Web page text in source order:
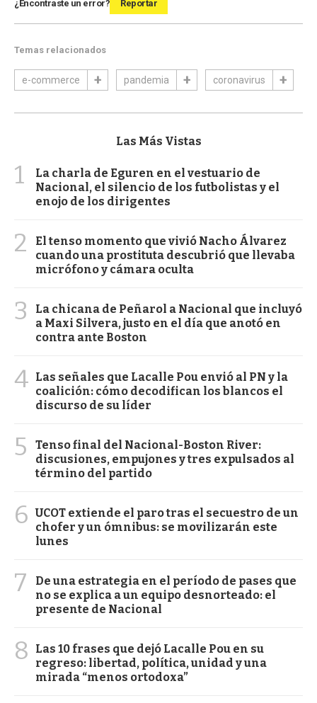
¿Encontraste un error? Reportar
Temas relacionados
e-commerce pandemia coronavirus
Las Más Vistas
1
La charla de Eguren en el vestuario de
Nacional, el silencio de los futbolistas y el
enojo de los dirigentes
2
El tenso momento que vivió Nacho Álvarez
cuando una prostituta descubrió que llevaba
micrófono y cámara oculta
3
La chicana de Peñarol a Nacional que incluyó
a Maxi Silvera, justo en el día que anotó en
contra ante Boston
4 Las señales que Lacalle Pou envió al PN y la
coalición: cómo decodifican los blancos el
discurso de su líder
5
Tenso final del Nacional-Boston River:
discusiones, empujones y tres expulsados al
término del partido
6 UCOT extiende el paro tras el secuestro de un
chofer y un ómnibus: se movilizarán este
lunes
7
De una estrategia en el período de pases que
no se explica a un equipo desnorteado: el
presente de Nacional
8
Las 10 frases que dejó Lacalle Pou en su
regreso: libertad, política, unidad y una
mirada “menos ortodoxa”